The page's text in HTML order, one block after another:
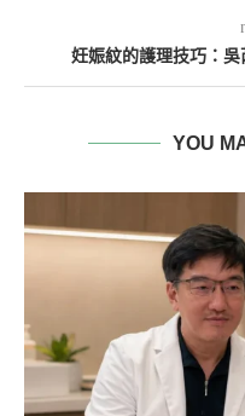
妊娠紋的護理技巧：
YOU